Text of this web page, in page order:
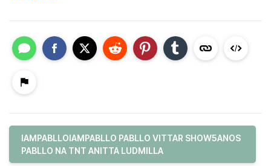
IAMPABLLOIAMPABLLO PABLLO VITTAR SHOW5ANOS
PABLLO NA TNT ANITTA LUDMILLA